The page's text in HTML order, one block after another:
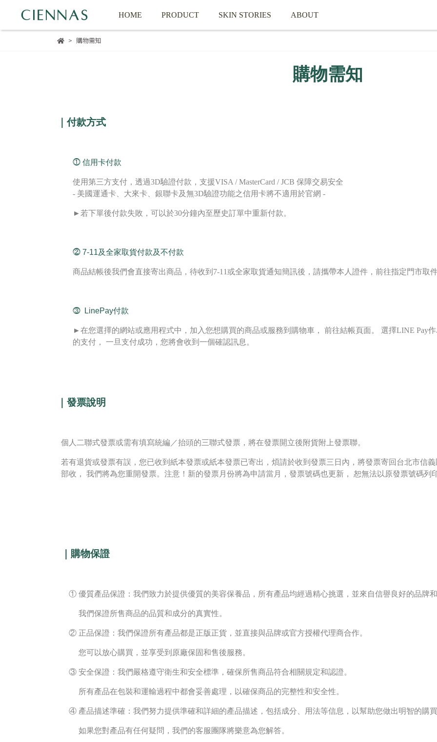
HOME PRODUCT SKIN STORIES ABOUT
購物需知
購物需知
｜付款方式
⓵ 信用卡付款
使用第三方支付，透過3D驗證付款，支援VISA / MasterCard / JCB 保障交易安全
- 美國運通卡、大來卡、銀聯卡及無3D驗證功能之信用卡將不適用於官網 -
► 若下單後付款失敗，可以於30分鐘內至歷史訂單中重新付款。
⓶ 7-11及全家取貨付款及不付款
商品結帳後我們會直接寄出商品，待收到7-11或全家取貨通知簡訊後，請攜帶本人證件 ，前往指定門市取件
⓷ LinePay付款
►在您選擇的網站或應用程式中，加入您想購買的商品或服務到購物車， 前往結帳頁面。 選擇LINE Pay
的支付， 一旦支付成功，您將會收到一個確認訊息。
｜發票說明
個人二聯式發票或需有填寫統編／抬頭的三聯式發票，將在發票開立後附貨附上發票聯。
若有退貨或發票有誤，您已收到紙本發票或紙本發票已寄出，煩請於收到發票三日內，將發票寄回台北市信
部收， 我們將為您重開發票。注意！新的發票月份將為申請當月，發票號碼也更新， 恕無法以原發票號碼列印
｜購物保證
① 優質產品保證：我們致力於提供優質的美容保養品，所有產品均經過精心挑選，並來自信譽良好的品牌和
我們保證所售商品的品質和成分的真實性。
② 正品保證：我們保證所有產品都是正版正貨，並直接與品牌或官方授權代理商合作。
您可以放心購買，並享受到原廠保固和售後服務。
③ 安全保證：我們嚴格遵守衛生和安全標準，確保所售商品符合相關規定和認證。
所有產品在包裝和運輸過程中都會妥善處理，以確保商品的完整性和安全性。
④ 產品描述準確：我們努力提供準確和詳細的產品描述，包括成分、用法等信息，以幫助您做出明智的購買
如果您對產品有任何疑問，我們的客服團隊將樂意為您解答。